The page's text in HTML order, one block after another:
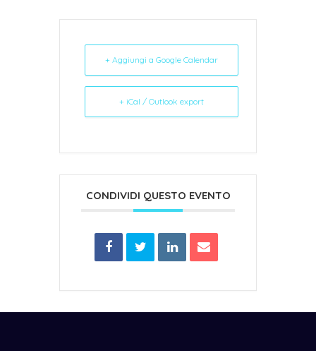
+ Aggiungi a Google Calendar
+ iCal / Outlook export
CONDIVIDI QUESTO EVENTO